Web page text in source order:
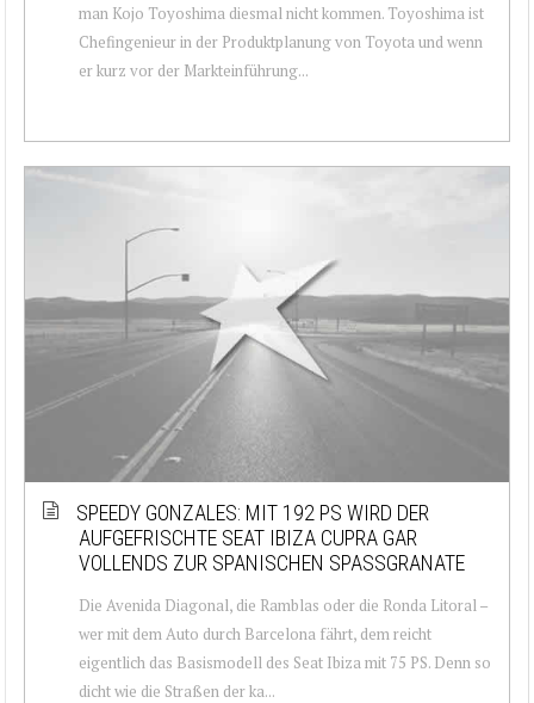
man Kojo Toyoshima diesmal nicht kommen. Toyoshima ist
Chefingenieur in der Produktplanung von Toyota und wenn
er kurz vor der Markteinführung...
SPEEDY GONZALES: MIT 192 PS WIRD DER
AUFGEFRISCHTE SEAT IBIZA CUPRA GAR
VOLLENDS ZUR SPANISCHEN SPASSGRANATE
Die Avenida Diagonal, die Ramblas oder die Ronda Litoral –
wer mit dem Auto durch Barcelona fährt, dem reicht
eigentlich das Basismodell des Seat Ibiza mit 75 PS. Denn so
dicht wie die Straßen der ka...